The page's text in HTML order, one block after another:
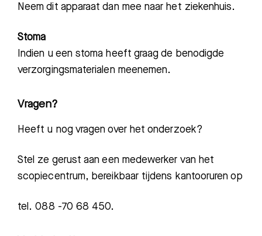
Neem dit apparaat dan mee naar het ziekenhuis.
Stoma
Indien u een stoma heeft graag de benodigde
verzorgingsmaterialen meenemen.
Vragen?
Heeft u nog vragen over het onderzoek?
Stel ze gerust aan een medewerker van het
scopiecentrum, bereikbaar tijdens kantooruren op
tel. 088 -70 68 450.